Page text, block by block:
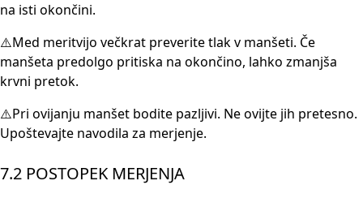
na isti okončini.
⚠️Med meritvijo večkrat preverite tlak v manšeti. Če
manšeta predolgo pritiska na okončino, lahko zmanjša
krvni pretok.
⚠️Pri ovijanju manšet bodite pazljivi. Ne ovijte jih pretesno.
Upoštevajte navodila za merjenje.
7.2 POSTOPEK MERJENJA